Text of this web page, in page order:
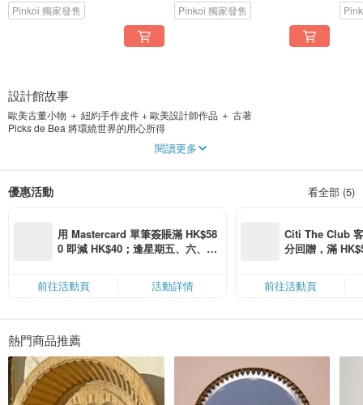
Pinkoi 獨家發售 Pinkoi 獨家發售
設計館故事
歐美古董小物 ＋ 紐約手作皮件 + 歐美設計師作品 ＋ 古著
Picks de Bea 將環繞世界的用心所得
東逛西逛與賣家聊歷史博感情得來的萬中取一好品味
Handmade leatherette goods from New York City!
Bea 好友, 一個上進的台灣女孩T
在紐約流行設計學院FIT努力學習後的優質作品.
與美國、西班牙、義大利精選金屬配飾與釦環,
給愛好獨一無二的我們視覺與觸感的完美呈現!
生活中加入多一份心意和想法 變得更有趣美好
不造成過多時尚的垃圾 多了更多精心的巧思和延續的精神
讓新與舊不只字面上的意義 而成為更有價值的寶物
也因手創商品與古著的獨一無二
讓每個男孩女孩都知道自己也是全世界唯一的獨特
閱讀更多
優惠活動 看全部 (5)
用 Mastercard 單筆簽賬滿 HK$58
0 即減 HK$40；逢星期五、六、日
限，額滿即止，僅限「常用信用
卡」結帳）
前往活動頁 活動詳情
Citi The Club
分回贈，滿
前往活動頁
熱門商品推薦